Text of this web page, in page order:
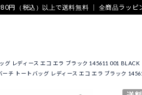
円（税込）以上で送料無料 ｜ 全商品ラッピ
グ レディース エコ エラ ブラック 145611 001 BLACK
ーチ トートバッグ レディース エコ エラ ブラック